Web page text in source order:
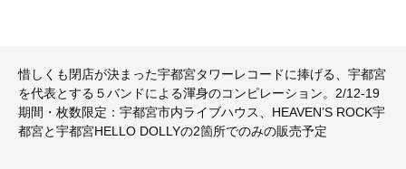
惜しくも閉店が決まった宇都宮タワーレコードに捧げる、宇都宮
を代表とする５バンドによる渾身のコンピレーション。2/12-19
期間・枚数限定：宇都宮市内ライブハウス、HEAVEN’S ROCK宇
都宮と宇都宮HELLO DOLLYの2箇所でのみの販売予定